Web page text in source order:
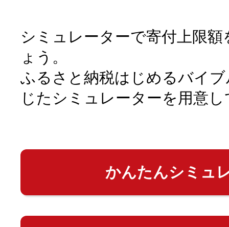
シミュレーターで寄付上限
ょう。
ふるさと納税はじめるバイ
じたシミュレーターを用意
かんたんシミュ